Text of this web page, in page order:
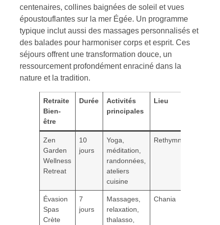
centenaires, collines baignées de soleil et vues
époustouflantes sur la mer Égée. Un programme
typique inclut aussi des massages personnalisés et
des balades pour harmoniser corps et esprit. Ces
séjours offrent une transformation douce, un
ressourcement profondément enraciné dans la
nature et la tradition.
Retraite
Bien-
être
Durée
Activités
principales
Lieu
Zen
Garden
Wellness
Retreat
10
jours
Yoga,
méditation,
randonnées,
ateliers
cuisine
Rethymnon
Évasion
Spas
Crète
7
jours
Massages,
relaxation,
thalasso,
Chania